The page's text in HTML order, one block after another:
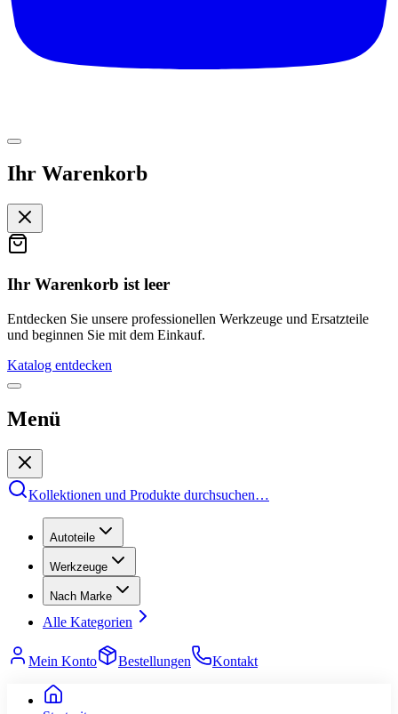
Ihr Warenkorb
Ihr Warenkorb ist leer
Entdecken Sie unsere professionellen Werkzeuge und Ersatzteile
und beginnen Sie mit dem Einkauf.
Katalog entdecken
Menü
Kollektionen und Produkte durchsuchen…
Autoteile
Werkzeuge
Nach Marke
Alle Kategorien
Mein Konto Bestellungen Kontakt